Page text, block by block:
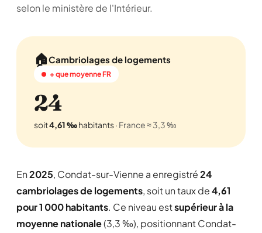
selon le ministère de l'Intérieur.
🏠Cambriolages de logements
+ que moyenne FR
24
soit4,61 ‰habitants· France ≈ 3,3 ‰
En2025, Condat-sur-Vienne a enregistré24
cambriolages de logements, soit un taux de4,61
pour 1 000 habitants. Ce niveau estsupérieur à la
moyenne nationale(3,3 ‰), positionnant Condat-